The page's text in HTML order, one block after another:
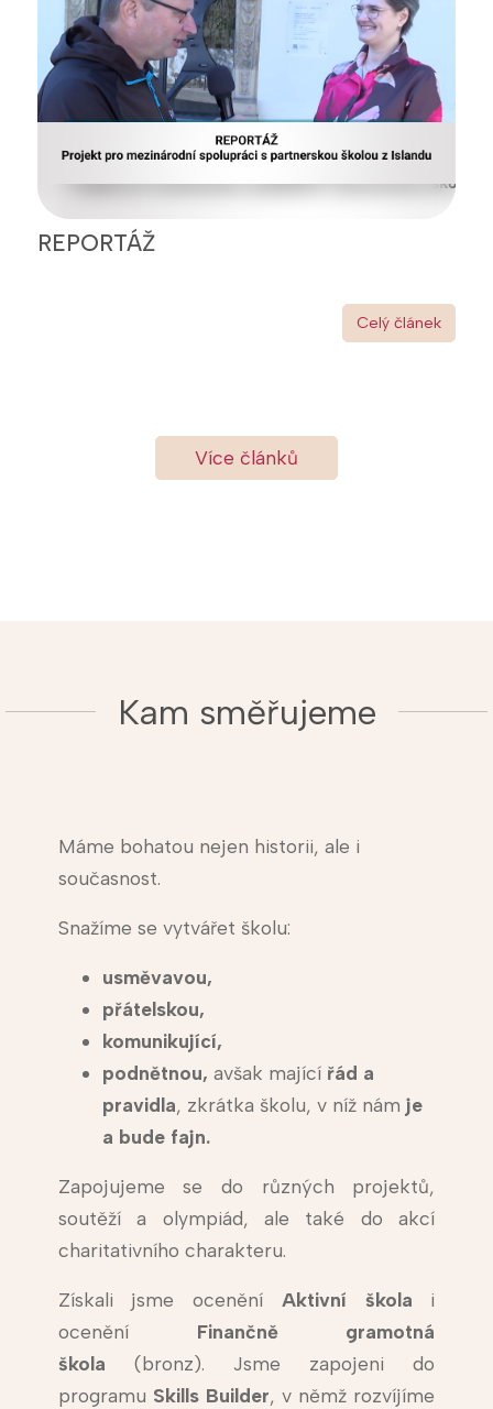
REPORTÁŽ
Celý článek
Více článků
Kam směřujeme
Máme bohatou nejen historii, ale i
současnost.
Snažíme se vytvářet školu:
usměvavou,
přátelskou,
komunikující,
podnětnou, avšak mající řád a
pravidla, zkrátka školu, v níž nám je
a bude fajn.
Zapojujeme se do různých projektů,
soutěží a olympiád, ale také do akcí
charitativního charakteru.
Získali jsme ocenění Aktivní škola i
ocenění Finančně gramotná
škola (bronz). Jsme zapojeni do
programu Skills Builder, v němž rozvíjíme